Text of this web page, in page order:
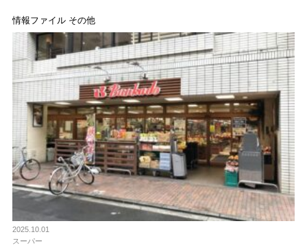
情報ファイル その他
2025.10.01
スーパー